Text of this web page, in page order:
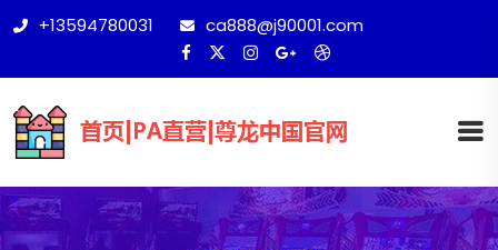
+13594780031 ca888@j90001.com